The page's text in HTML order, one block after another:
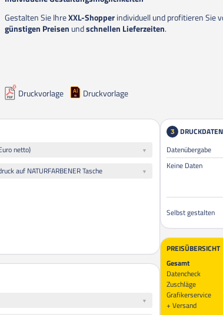
Gestalten Sie IhreXXL-Shopperindividuell und profitieren Sie
günstigen Preisen undschnellen Lieferzeiten.
Druckvorlage Druckvorlage
netto)
auf NATURFARBENER Tasche
3
DRUCKDATEN
Datenübergabe
Keine Daten
Selbst gestalten
PREISÜBERSICHT
Gesamt
Datencheck
Zuschläge
Grafikerservice
Versand